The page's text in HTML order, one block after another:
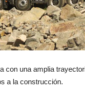
con una amplia
a la construcción.